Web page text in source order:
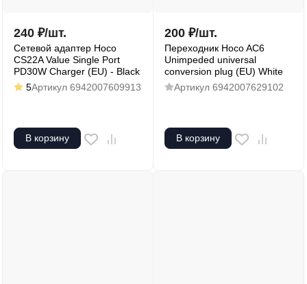
240 ₽/шт.
Сетевой адаптер Hoco
CS22A Value Single Port
PD30W Charger (EU) - Black
5Артикул 6942007609913
В корзину
200 ₽/шт.
Переходник Hoco AC6
Unimpeded universal
conversion plug (EU) White
Артикул 6942007629102
В корзину